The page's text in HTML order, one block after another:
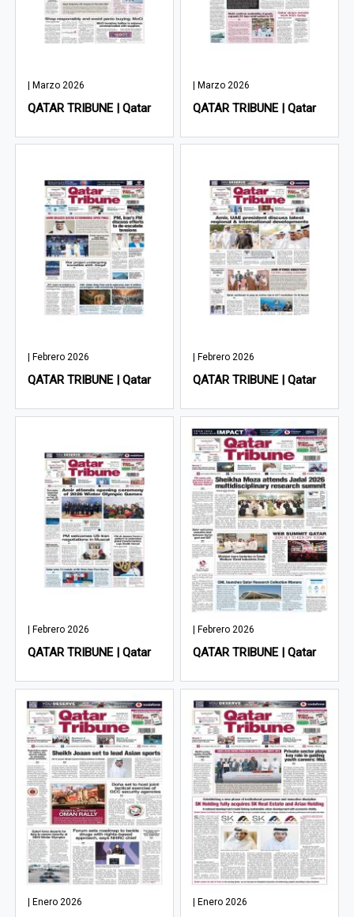
| Marzo 2026
QATAR TRIBUNE | Qatar
| Marzo 2026
QATAR TRIBUNE | Qatar
| Febrero 2026
QATAR TRIBUNE | Qatar
| Febrero 2026
QATAR TRIBUNE | Qatar
| Febrero 2026
QATAR TRIBUNE | Qatar
| Febrero 2026
QATAR TRIBUNE | Qatar
| Enero 2026 | Enero 2026